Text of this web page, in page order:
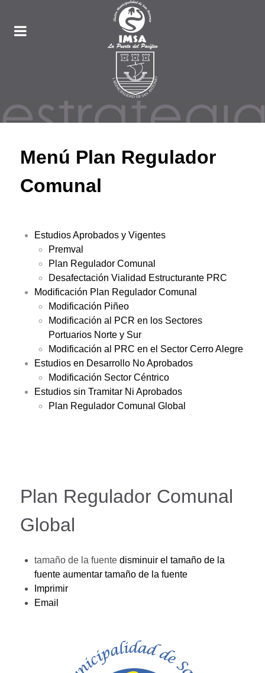
Menú Plan Regulador
Comunal
Estudios Aprobados y Vigentes
Premval
Plan Regulador Comunal
Desafectación Vialidad Estructurante PRC
Modificación Plan Regulador Comunal
Modificación Piñeo
Modificación al PCR en los Sectores
Portuarios Norte y Sur
Modificación al PRC en el Sector Cerro Alegre
Estudios en Desarrollo No Aprobados
Modificación Sector Céntrico
Estudios sin Tramitar Ni Aprobados
Plan Regulador Comunal Global
Plan Regulador Comunal
Global
tamaño de la fuente disminuir el tamaño de la
fuente aumentar tamaño de la fuente
Imprimir
Email